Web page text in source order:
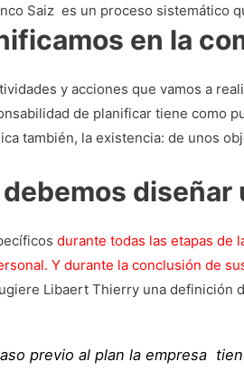
Saiz es un proceso sistemático
en la
y acciones que vamos a
de planificar tiene como
también, la existencia: de unos
durante todas las etapas de
. Y durante la conclusión de
Libaert Thierry una definición
previo al plan la empresa